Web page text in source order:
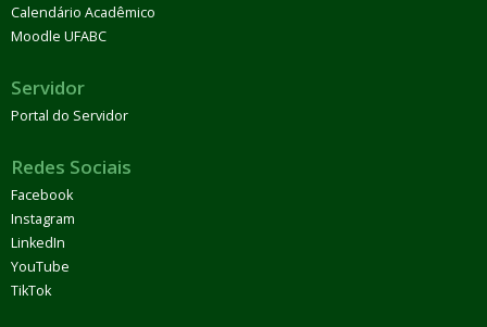
Calendário Acadêmico
Moodle UFABC
Servidor
Portal do Servidor
Redes Sociais
Facebook
Instagram
LinkedIn
YouTube
TikTok